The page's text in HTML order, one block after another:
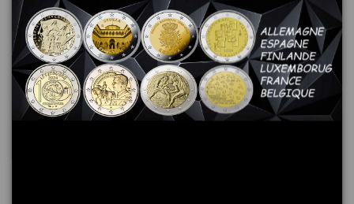
10 Capsules pour monnaie 26 mm